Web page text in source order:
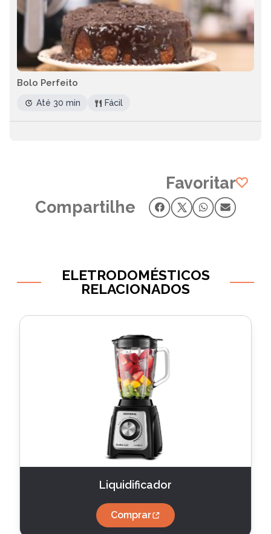
Bolo Perfeito
Até 30 min Fácil
Favoritar
Compartilhe
ELETRODOMÉSTICOS
RELACIONADOS
Liquidificador
Comprar